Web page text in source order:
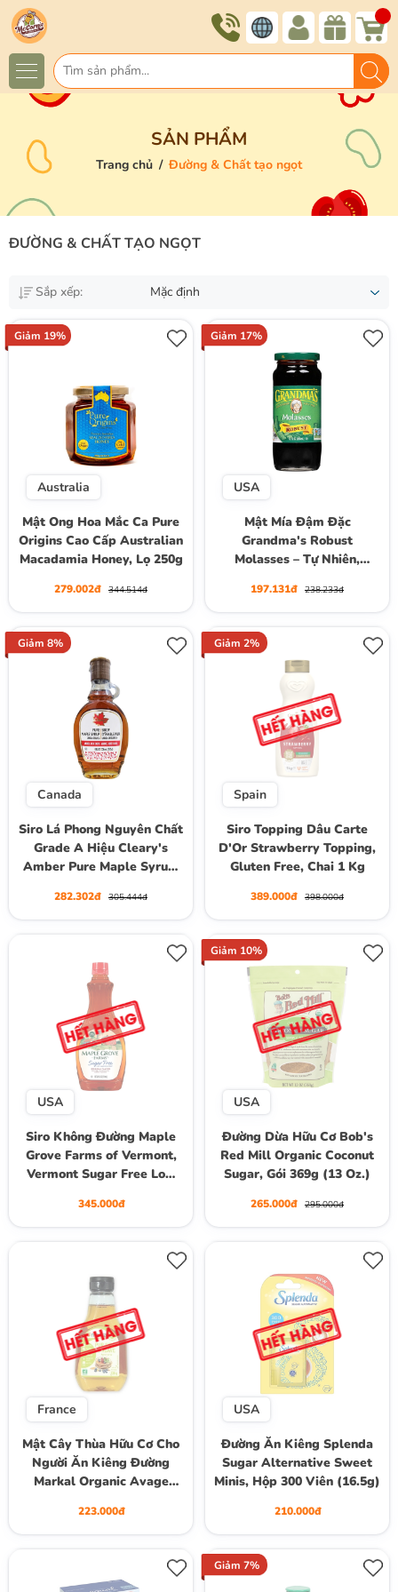
SẢN PHẨM
Trang chủ / Đường & Chất tạo ngọt
ĐƯỜNG & CHẤT TẠO NGỌT
Sắp xếp: Mặc định
Giảm 19%
Australia
Mật Ong Hoa Mắc Ca Pure
Origins Cao Cấp Australian
Macadamia Honey, Lọ 250g
279.002đ 344.514đ
Giảm 17%
USA
Mật Mía Đậm Đặc
Grandma's Robust
Molasses – Tự Nhiên,
Tinh 355ml
197.131đ 238.233đ
Giảm 8%
Canada
Siro Lá Phong Nguyên Chất
Grade A Hiệu Cleary's
Amber Pure Maple Syrup,
(312g)
282.302đ 305.444đ
Giảm 2%
Spain
Siro Topping Dâu Carte
D'Or Strawberry Topping,
Gluten Free, Chai 1 Kg
389.000đ 398.000đ
USA
Siro Không Đường Maple
Grove Farms of Vermont,
Vermont Sugar Free Low
(24 Fl. Oz.)
345.000đ
Giảm 10%
USA
Đường Dừa Hữu Cơ Bob's
Red Mill Organic Coconut
Sugar, Gói 369g (13 Oz.)
265.000đ 295.000đ
France
Mật Cây Thùa Hữu Cơ Cho
Người Ăn Kiêng Đường
Markal Organic Avage
330g
223.000đ
USA
Đường Ăn Kiêng Splenda
Sugar Alternative Sweet
Minis, Hộp 300 Viên (16.5g)
210.000đ
Giảm 7%